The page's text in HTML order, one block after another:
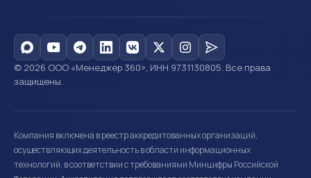
© 2026 ООО «Менеджер 360», ИНН 9731130805. Все права
защищены.
Компания включена в реестр аккредитованных организаций,
осуществляющих деятельность в области информационных
технологий, в соответствии с требованиями Минцифры Российской